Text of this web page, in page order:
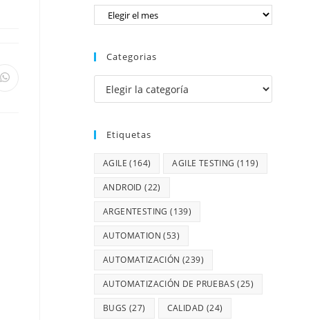
Categorias
Etiquetas
AGILE (164) AGILE TESTING (119)
ANDROID (22)
ARGENTESTING (139)
AUTOMATION (53)
AUTOMATIZACIÓN (239)
AUTOMATIZACIÓN DE PRUEBAS (25)
BUGS (27) CALIDAD (24)